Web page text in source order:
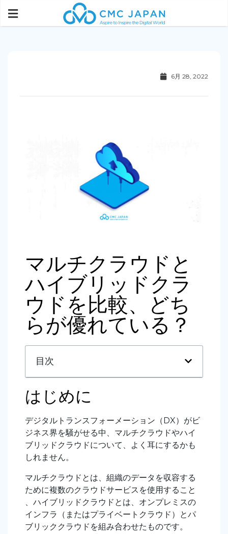
6月 28, 2022
マルチクラウドと
ハイブリッドクラ
ウドを比較、どち
らが優れている？
目次
はじめに
デジタルトランスフォーメーション（DX）がビ
ジネス界を騒がせる中、マルチクラウドやハイ
ブリッドクラウドについて、よく耳にするかも
しれません。
マルチクラウドとは、組織のデータを収容する
ために複数のクラウドサービスを使用すること
、ハイブリッドクラウドとは、オンプレミスの
インフラ（またはプライベートクラウド）とパ
ブリッククラウドを組み合わせたものです。